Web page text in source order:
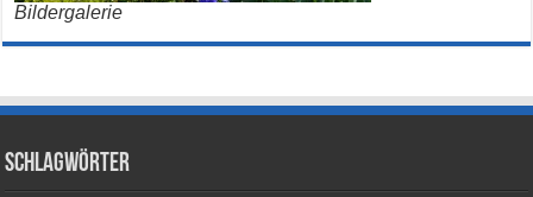
Bildergalerie
Schlagwörter